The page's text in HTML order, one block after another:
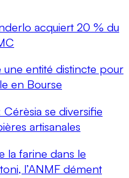
acquiert 20 % du
entité distincte pour
en Bourse
se diversifie
artisanales
la farine dans le
l’ANMF dément